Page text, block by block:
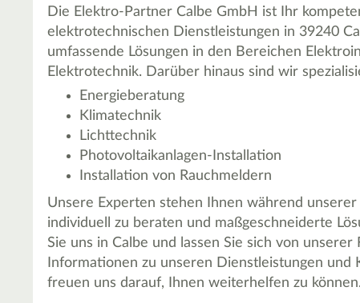
Die Elektro-Partner Calbe GmbH ist Ihr
elektrotechnischen Dienstleistungen in 39240
umfassende Lösungen in den Bereichen
Elektrotechnik. Darüber hinaus sind wir
Energieberatung
Klimatechnik
Lichttechnik
Photovoltaikanlagen-Installation
Installation von Rauchmeldern
Unsere Experten stehen Ihnen während
individuell zu beraten und maßgeschneiderte
Sie uns in Calbe und lassen Sie sich von
Informationen zu unseren Dienstleistungen
freuen uns darauf, Ihnen weiterhelfen zu können.